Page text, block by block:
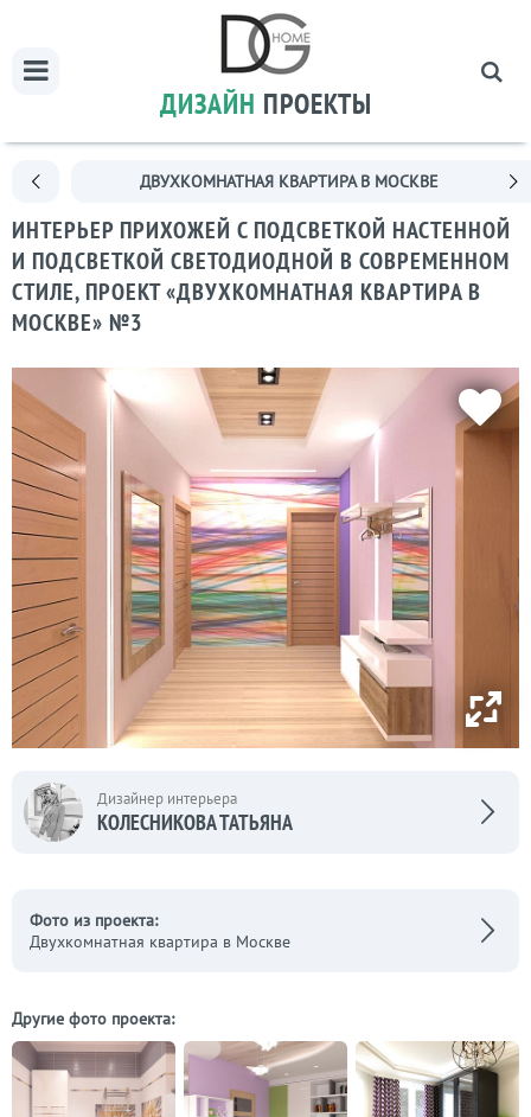
ДИЗАЙН ПРОЕКТЫ
ДВУХКОМНАТНАЯ КВАРТИРА В МОСКВЕ
ИНТЕРЬЕР ПРИХОЖЕЙ С ПОДСВЕТКОЙ НАСТЕННОЙ
И ПОДСВЕТКОЙ СВЕТОДИОДНОЙ В СОВРЕМЕННОМ
СТИЛЕ, ПРОЕКТ «ДВУХКОМНАТНАЯ КВАРТИРА В
МОСКВЕ» №3
Дизайнер интерьера
КОЛЕСНИКОВА ТАТЬЯНА
Фото из проекта:
Двухкомнатная квартира в Москве
Другие фото проекта: